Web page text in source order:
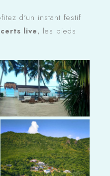
d’un instant festif
live, les pieds